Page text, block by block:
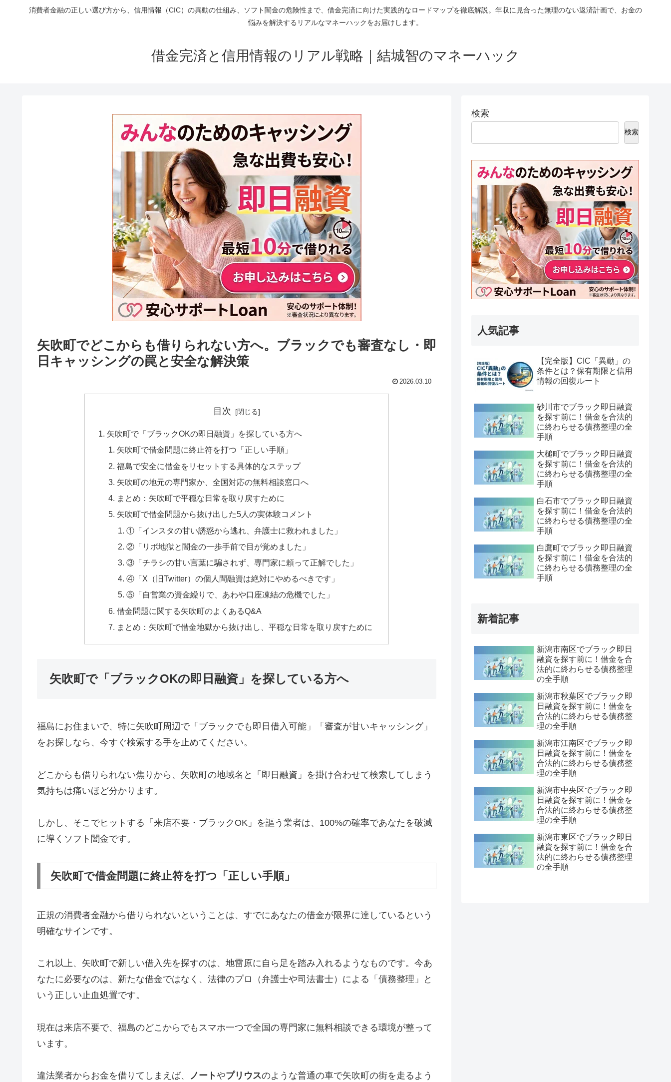
消費者金融の正しい選び方から、信用情報（CIC）の異動の仕組み、ソフト闇金の危険性まで、借金完済に向けた実践的なロードマップを徹底解説。年収に見合った無理のない返済計画で、お金の
悩みを解決するリアルなマネーハックをお届けします。
借金完済と信用情報のリアル戦略｜結城智のマネーハック
矢吹町でどこからも借りられない方へ。ブラックでも審査なし・即
日キャッシングの罠と安全な解決策
2026.03.10
目次
矢吹町で「ブラックOKの即日融資」を探している方へ
矢吹町で借金問題に終止符を打つ「正しい手順」
福島で安全に借金をリセットする具体的なステップ
矢吹町の地元の専門家か、全国対応の無料相談窓口へ
まとめ：矢吹町で平穏な日常を取り戻すために
矢吹町で借金問題から抜け出した5人の実体験コメント
①「インスタの甘い誘惑から逃れ、弁護士に救われました」
②「リボ地獄と闇金の一歩手前で目が覚めました」
③「チラシの甘い言葉に騙されず、専門家に頼って正解でした」
④「X（旧Twitter）の個人間融資は絶対にやめるべきです」
⑤「自営業の資金繰りで、あわや口座凍結の危機でした」
借金問題に関する矢吹町のよくあるQ&A
まとめ：矢吹町で借金地獄から抜け出し、平穏な日常を取り戻すために
矢吹町で「ブラックOKの即日融資」を探している方へ
福島にお住まいで、特に矢吹町周辺で「ブラックでも即日借入可能」「審査が甘いキャッシング」
をお探しなら、今すぐ検索する手を止めてください。
どこからも借りられない焦りから、矢吹町の地域名と「即日融資」を掛け合わせて検索してしまう
気持ちは痛いほど分かります。
しかし、そこでヒットする「来店不要・ブラックOK」を謳う業者は、100%の確率であなたを破滅
に導くソフト闇金です。
矢吹町で借金問題に終止符を打つ「正しい手順」
正規の消費者金融から借りられないということは、すでにあなたの借金が限界に達しているという
明確なサインです。
これ以上、矢吹町で新しい借入先を探すのは、地雷原に自ら足を踏み入れるようなものです。今あ
なたに必要なのは、新たな借金ではなく、法律のプロ（弁護士や司法書士）による「債務整理」と
いう正しい止血処置です。
現在は来店不要で、福島のどこからでもスマホ一つで全国の専門家に無料相談できる環境が整って
います。
違法業者からお金を借りてしまえば、 ノートやプリウスのような普通の車で矢吹町の街を走るよう
検索
検索
人気記事
【完全版】CIC「異動」の
条件とは？保有期限と信用
情報の回復ルート
砂川市でブラック即日融資
を探す前に！借金を合法的
に終わらせる債務整理の全
手順
大槌町でブラック即日融資
を探す前に！借金を合法的
に終わらせる債務整理の全
手順
白石市でブラック即日融資
を探す前に！借金を合法的
に終わらせる債務整理の全
手順
白鷹町でブラック即日融資
を探す前に！借金を合法的
に終わらせる債務整理の全
手順
新着記事
新潟市南区でブラック即日
融資を探す前に！借金を合
法的に終わらせる債務整理
の全手順
新潟市秋葉区でブラック即
日融資を探す前に！借金を
合法的に終わらせる債務整
理の全手順
新潟市江南区でブラック即
日融資を探す前に！借金を
合法的に終わらせる債務整
理の全手順
新潟市中央区でブラック即
日融資を探す前に！借金を
合法的に終わらせる債務整
理の全手順
新潟市東区でブラック即日
融資を探す前に！借金を合
法的に終わらせる債務整理
の全手順